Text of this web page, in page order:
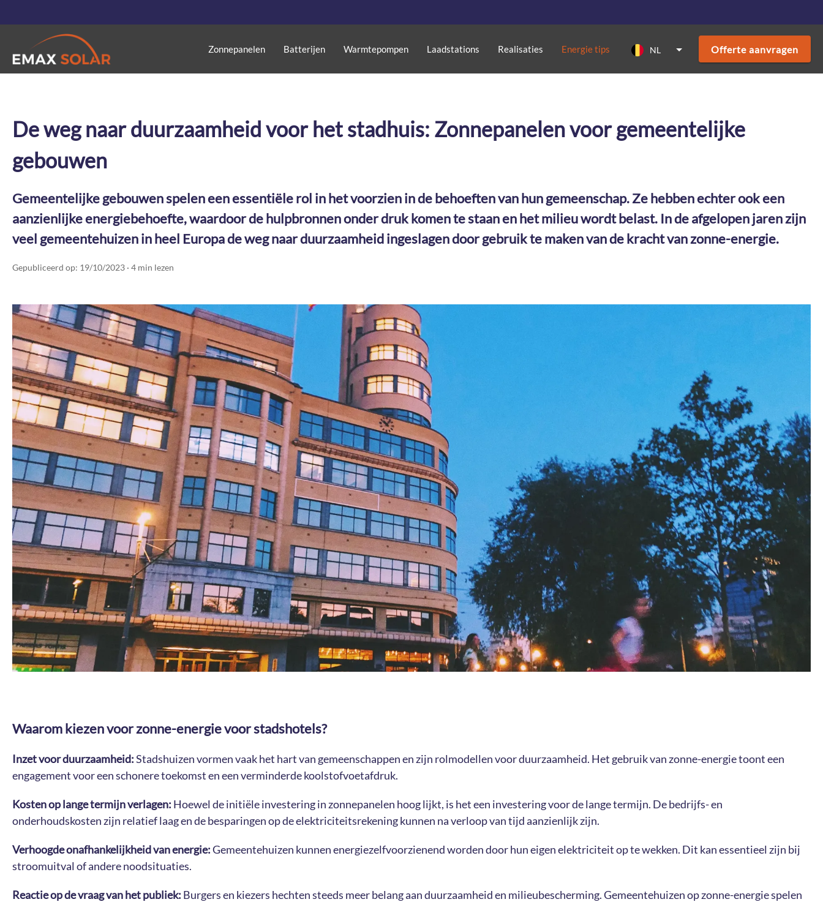
Zonnepanelen Batterijen Warmtepompen Laadstations Realisaties Energie tips NL Offerte aanvragen
De weg naar duurzaamheid voor het stadhuis: Zonnepanelen voor gemeentelijke
gebouwen
Gemeentelijke gebouwen spelen een essentiële rol in het voorzien in de behoeften van hun gemeenschap. Ze hebben echter ook een
aanzienlijke energiebehoefte, waardoor de hulpbronnen onder druk komen te staan en het milieu wordt belast. In de afgelopen jaren zijn
veel gemeentehuizen in heel Europa de weg naar duurzaamheid ingeslagen door gebruik te maken van de kracht van zonne-energie.
Gepubliceerd op: 19/10/2023 · 4 min lezen
Waarom kiezen voor zonne-energie voor stadshotels?
Inzet voor duurzaamheid:Stadshuizen vormen vaak het hart van gemeenschappen en zijn rolmodellen voor duurzaamheid. Het gebruik van zonne-energie toont een
engagement voor een schonere toekomst en een verminderde koolstofvoetafdruk.
Kosten op lange termijn verlagen: Hoewel de initiële investering in zonnepanelen hoog lijkt, is het een investering voor de lange termijn. De bedrijfs- en
onderhoudskosten zijn relatief laag en de besparingen op de elektriciteitsrekening kunnen na verloop van tijd aanzienlijk zijn.
Verhoogde onafhankelijkheid van energie:Gemeentehuizen kunnen energiezelfvoorzienend worden door hun eigen elektriciteit op te wekken. Dit kan essentieel zijn bij
stroomuitval of andere noodsituaties.
Reactie op de vraag van het publiek: Burgers en kiezers hechten steeds meer belang aan duurzaamheid en milieubescherming. Gemeentehuizen op zonne-energie spelen